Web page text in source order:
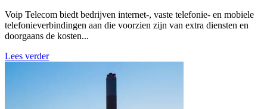
Voip Telecom biedt bedrijven internet-, vaste telefonie- en mobiele
telefonieverbindingen aan die voorzien zijn van extra diensten en
doorgaans de kosten...
Lees verder